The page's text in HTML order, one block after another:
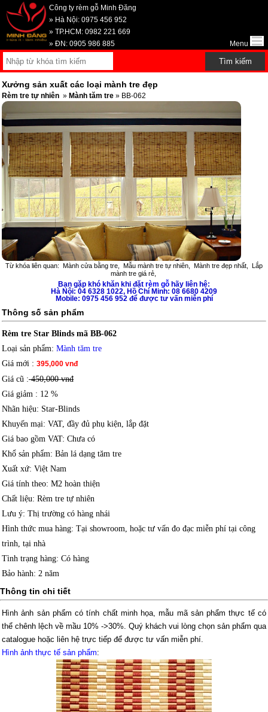
Công ty rèm gỗ Minh Đăng
» Hà Nội: 0975 456 952
» TP.HCM: 0982 221 669
» ĐN: 0905 986 885
Menu
Xưởng sản xuất các loại mành tre đẹp
Rèm tre tự nhiên » Mành tăm tre » BB-062
Từ khóa liên quan: Mành cửa bằng tre Mẫu mành tre tự nhiên Mành tre đẹp nhất
Lắp
mành tre giá rẻ,
Bạn gặp khó khăn khi đặt rèm gỗ hãy liên hệ:
Hà Nội: 04 6328 1022, Hồ Chí Minh: 08 6680 4209
Mobile: 0975 456 952 để được tư vấn miễn phí
Thông số sản phẩm
Rèm tre Star Blinds mã BB-062
Loại sản phẩm: Mành tăm tre
Giá mới : 395,000 vnđ
Giá cũ :450,000 vnđ
Giá giảm : 12 %
Nhãn hiệu: Star-Blinds
Khuyến mại: VAT, đầy đủ phụ kiện, lắp đặt
Giá bao gồm VAT: Chưa có
Khổ sản phẩm: Bản lá dạng tăm tre
Xuất xứ: Việt Nam
Giá tính theo: M2 hoàn thiện
Chất liệu: Rèm tre tự nhiên
Lưu ý: Thị trường có hàng nhái
Hình thức mua hàng: Tại showroom, hoặc tư vấn đo đạc miễn phí tại công
trình, tại nhà
Tình trạng hàng: Có hàng
Bảo hành: 2 năm
Thông tin chi tiết
Hình ảnh sản phẩm có tính chất minh họa, mẫu mã sản phẩm thực tế có
thể chênh lệch về mầu 10% ->30%. Quý khách vui lòng chọn sản phẩm qua
catalogue hoặc liên hệ trực tiếp để được tư vấn miễn phí.
Hình ảnh thực tế sản phẩm: